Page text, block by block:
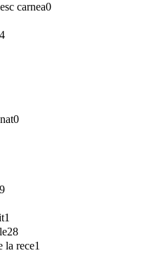
carnea0
4
0
9
1
28
la rece1